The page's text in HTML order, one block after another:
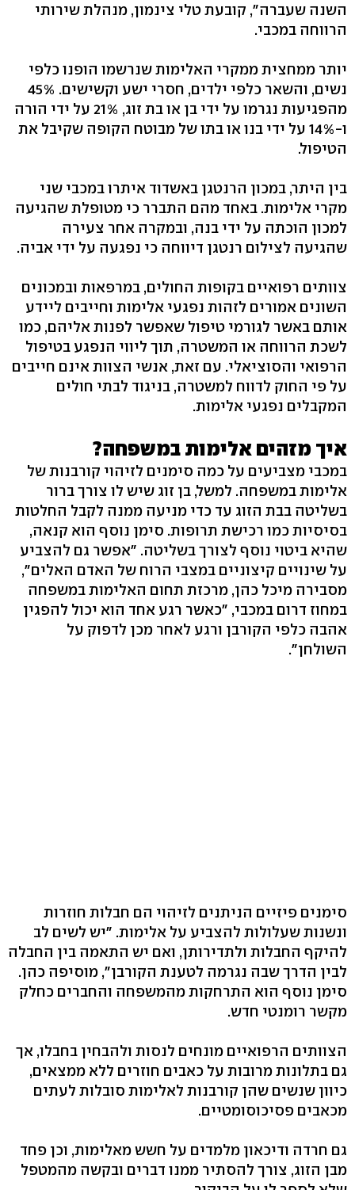
השנה שעברה", קובעת טלי צינמון, מנהלת שירותי
הרווחה במכבי.
יותר ממחצית ממקרי האלימות שנרשמו הופנו כלפי
נשים, והשאר כלפי ילדים, חסרי ישע וקשישים. 45%
מהפגיעות נגרמו על ידי בן או בת זוג, 21% על ידי הורה
ו-14% על ידי בנו או בתו של מבוטח הקופה שקיבל את
הטיפול.
בין היתר, במכון הרנטגן באשדוד איתרו במכבי שני
מקרי אלימות. באחד מהם התברר כי מטופלת שהגיעה
למכון הוכתה על ידי בנה, ובמקרה אחר צעירה
שהגיעה לצילום רנטגן דיווחה כי נפגעה על ידי אביה.
צוותים רפואיים בקופות החולים, במרפאות ובמכונים
השונים אמורים לזהות נפגעי אלימות וחייבים ליידע
אותם באשר לגורמי טיפול שאפשר לפנות אליהם, כמו
לשכת הרווחה או המשטרה, תוך ליווי הנפגע בטיפול
הרפואי והסוציאלי. עם זאת, אנשי הצוות אינם חייבים
על פי החוק לדווח למשטרה, בניגוד לבתי חולים
המקבלים נפגעי אלימות.
איך מזהים אלימות במשפחה?
במכבי מצביעים על כמה סימנים לזיהוי קורבנות של
אלימות במשפחה. למשל, בן זוג שיש לו צורך ברור
בשליטה בבת הזוג עד כדי מניעה ממנה לקבל החלטות
בסיסיות כמו רכישת תרופות. סימן נוסף הוא קנאה,
שהיא ביטוי נוסף לצורך בשליטה. "אפשר גם להצביע
על שינויים קיצוניים במצבי הרוח של האדם האלים",
מסבירה מיכל כהן, מרכזת תחום האלימות במשפחה
במחוז דרום במכבי, "כאשר רגע אחד הוא יכול להפגין
אהבה כלפי הקורבן ורגע לאחר מכן לדפוק על
השולחן".
סימנים פיזיים הניתנים לזיהוי הם חבלות חוזרות
ונשנות שעלולות להצביע על אלימות. "יש לשים לב
להיקף החבלות ולתדירותן, ואם יש התאמה בין החבלה
לבין הדרך שבה נגרמה לטענת הקורבן", מוסיפה כהן.
סימן נוסף הוא התרחקות מהמשפחה והחברים כחלק
מקשר רומנטי חדש.
הצוותים הרפואיים מונחים לנסות ולהבחין בחבלו, אך
גם בתלונות מרובות על כאבים חוזרים ללא ממצאים,
כיוון שנשים שהן קורבנות לאלימות סובלות לעתים
מכאבים פסיכוסומטיים.
גם חרדה ודיכאון מלמדים על חשש מאלימות, וכן פחד
מבן הזוג, צורך להסתיר ממנו דברים ובקשה מהמטפל